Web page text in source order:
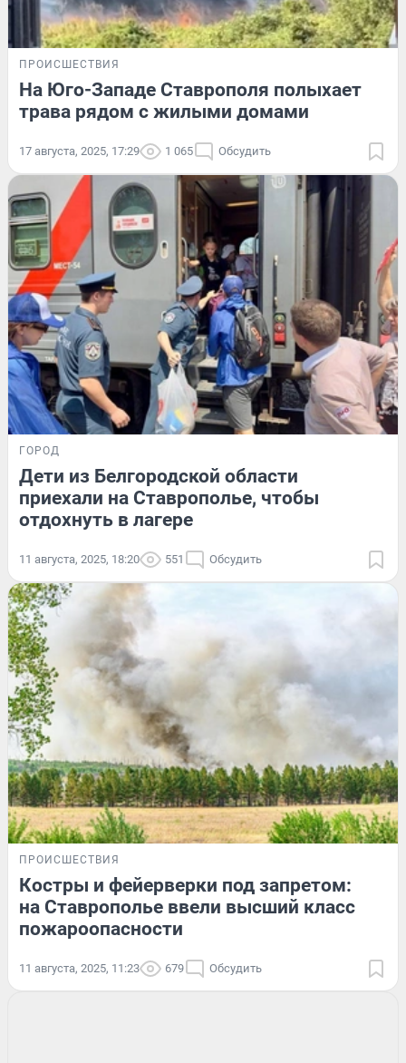
ПРОИСШЕСТВИЯ
На Юго-Западе Ставрополя полыхает
трава рядом с жилыми домами
17 августа, 2025, 17:29 1 065 Обсудить
ГОРОД
Дети из Белгородской области
приехали на Ставрополье, чтобы
отдохнуть в лагере
11 августа, 2025, 18:20 551 Обсудить
ПРОИСШЕСТВИЯ
Костры и фейерверки под запретом:
на Ставрополье ввели высший класс
пожароопасности
11 августа, 2025, 11:23 679 Обсудить